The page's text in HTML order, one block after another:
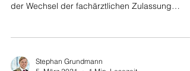
der Wechsel der fachärztlichen Zulassung
Stephan Grundmann